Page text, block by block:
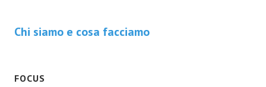
Daryl Dark
Watson & Lovecraft
Chi siamo e cosa facciamo
FOCUS